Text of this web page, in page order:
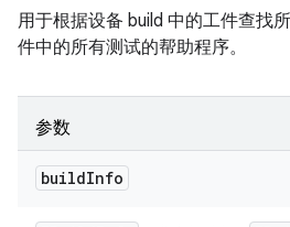
用于根据设备 build 中的工件查找
件中的所有测试的帮助程序。
参数
buildInfo